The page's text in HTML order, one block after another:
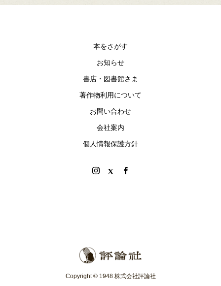
本をさがす
お知らせ
書店・図書館さま
著作物利用について
お問い合わせ
会社案内
個人情報保護方針
Copyright © 1948 株式会社評論社